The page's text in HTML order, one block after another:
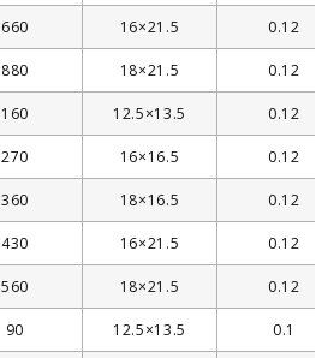
660
16×21.5 0.12
880 18×21.5 0.12
160 12.5×13.5 0.12
270 16×16.5 0.12
360 18×16.5 0.12
430 16×21.5 0.12
560 18×21.5 0.12
90 12.5×13.5 0.1